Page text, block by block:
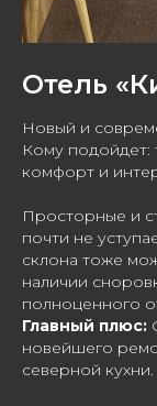
Отель
Новый и
Кому подойдет:
комфорт и
Просторные и
почти не
склона тоже
наличии
полноценного
Главный плюс:
новейшего
северной кухни.